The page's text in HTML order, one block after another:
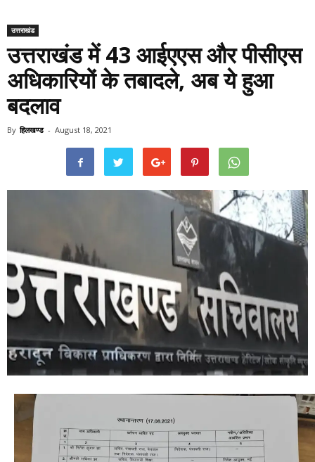
उत्तराखंड
उत्तराखंड में 43 आईएएस और पीसीएस
अधिकारियों के तबादले, अब ये हुआ
बदलाव
By हिलखण्ड - August 18, 2021